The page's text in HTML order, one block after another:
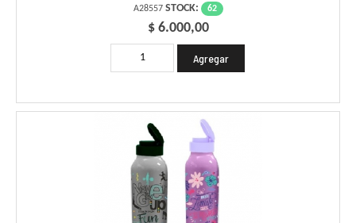
A28557 STOCK: 62
$ 6.000,00